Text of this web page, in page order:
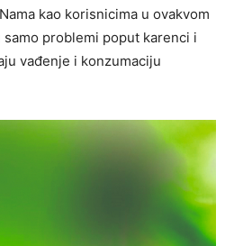
kao korisnicima u ovakvom
problemi poput karenci i
vađenje i konzumaciju